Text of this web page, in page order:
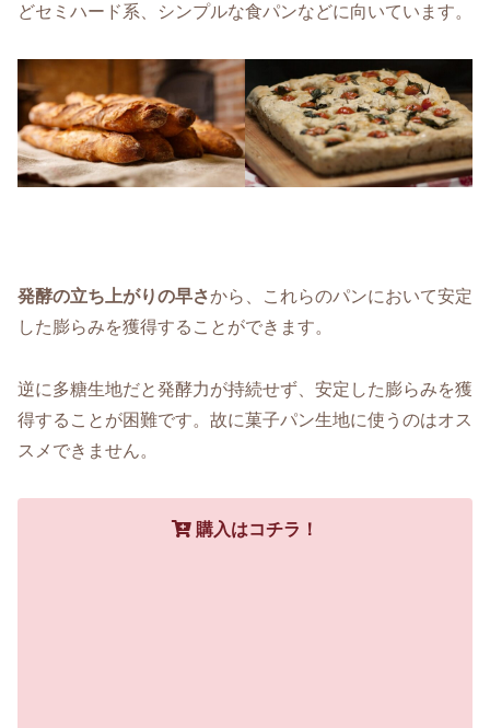
どセミハード系、シンプルな食パンなどに向いています。
発酵の立ち上がりの早さから、これらのパンにおいて安定
した膨らみを獲得することができます。
逆に多糖生地だと発酵力が持続せず、安定した膨らみを獲
得することが困難です。故に菓子パン生地に使うのはオス
スメできません。
購入はコチラ！